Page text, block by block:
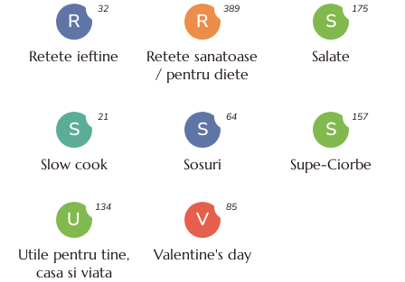
R
Retete ieftine
32
R
Retete sanatoase
/ pentru diete
389
S
Salate
175
S
Slow cook
21
S
Sosuri
64
S
Supe-Ciorbe
157
U
Utile pentru tine,
casa si viata
134
V
Valentine's day
85